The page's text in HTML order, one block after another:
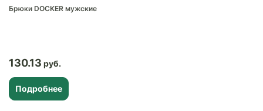
Брюки DOCKER мужские
130.13
Подробнее